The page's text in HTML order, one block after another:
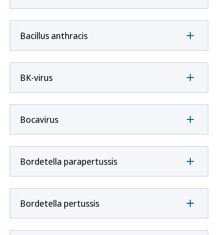
Bacillus anthracis
BK-virus
Bocavirus
Bordetella parapertussis
Bordetella pertussis